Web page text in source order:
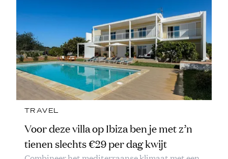
TRAVEL
Voor deze villa op Ibiza ben je met z’n
tienen slechts €29 per dag kwijt